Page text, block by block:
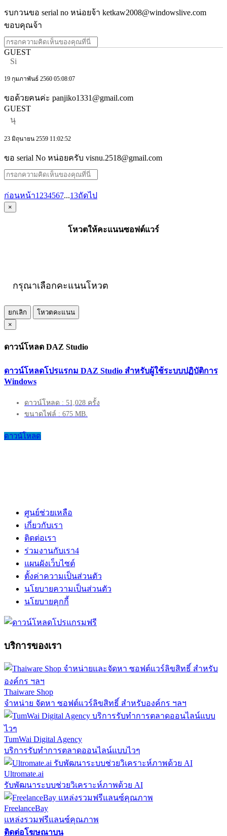
รบกวนขอ serial no หน่อยจ้า ketkaw2008@windowslive.com
ขอบคุณจ้า
GUEST
Si
19 กุมภาพันธ์ 2560 05:08:07
ขอด้วยคนค่ะ panjiko1331@gmail.com
GUEST
นุ
23 มิถุนายน 2559 11:02:52
ขอ serial No หน่อยครับ visnu.2518@gmail.com
ก่อนหน้า1 234567...13ถัดไป
×
โหวตให้คะแนนซอฟต์แวร์
กรุณาเลือกคะแนนโหวต
ยกเลิก
โหวตคะแนน
×
ดาวน์โหลด DAZ Studio
ดาวน์โหลดโปรแรกม DAZ Studio สำหรับผู้ใช้ระบบปฏิบัติการ
Windows
ดาวน์โหลด : 51,028 ครั้ง
ขนาดไฟล์ : 675 MB.
ดาวน์โหลด
ศูนย์ช่วยเหลือ
เกี่ยวกับเรา
ติดต่อเรา
ร่วมงานกับเรา4
แผนผังเว็บไซต์
ตั้งค่าความเป็นส่วนตัว
นโยบายความเป็นส่วนตัว
นโยบายคุกกี้
บริการของเรา
Thaiware Shop
จำหน่าย จัดหา ซอฟต์แวร์ลิขสิทธิ์ สำหรับองค์กร ฯลฯ
TumWai Digital Agency
บริการรับทำการตลาดออนไลน์แบบไวๆ
Ultromate.ai
รับพัฒนาระบบช่วยวิเคราะห์ภาพด้วย AI
FreelanceBay
แหล่งรวมฟรีแลนซ์คุณภาพ
ติดต่อโฆษณาบน